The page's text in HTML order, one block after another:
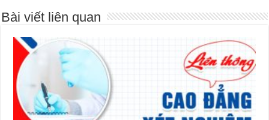
Bài viết liên quan